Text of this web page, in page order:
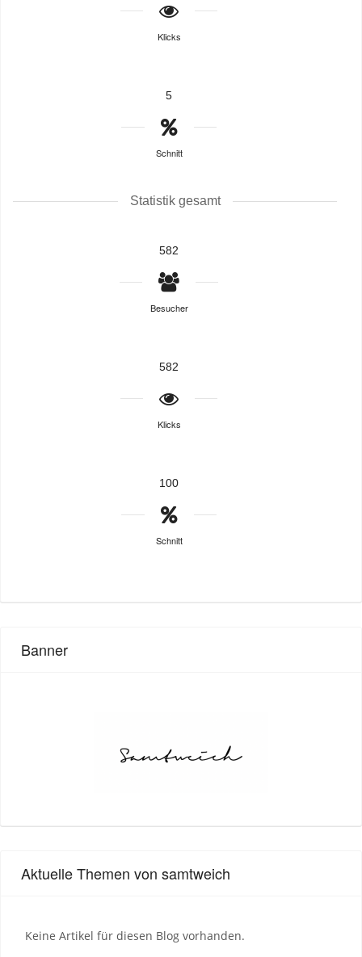
Klicks
5
Schnitt
Statistik gesamt
582
Besucher
582
Klicks
100
Schnitt
Banner
Aktuelle Themen von samtweich
Keine Artikel für diesen Blog vorhanden.